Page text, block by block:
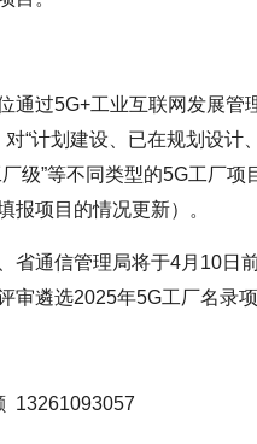
通过5G+工业互联网发展管
“计划建设、已在规划设计
级”等不同类型的5G工厂
报项目的情况更新）。
省通信管理局将于4月10
审遴选2025年5G工厂名录
13261093057